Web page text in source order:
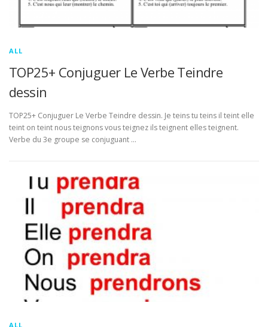
ALL
TOP25+ Conjuguer Le Verbe Teindre
dessin
TOP25+ Conjuguer Le Verbe Teindre dessin. Je teins tu teins il teint elle
teint on teint nous teignons vous teignez ils teignent elles teignent.
Verbe du 3e groupe se conjuguant …
ALL